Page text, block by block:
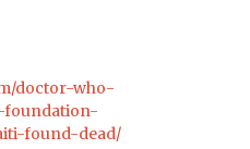
doctor-who-
foundation-
found-dead/